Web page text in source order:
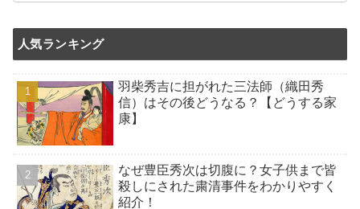
人気ランキング
羽柴秀吉に担がれた三法師（織田秀
信）はその後どうなる？【どうする家
康】
なぜ豊臣秀次は切腹に？女子供まで皆
殺しにされた粛清事件をわかりやすく
紹介！